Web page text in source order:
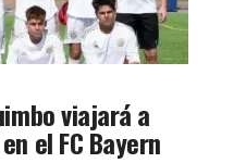
viajará a
el FC Bayern